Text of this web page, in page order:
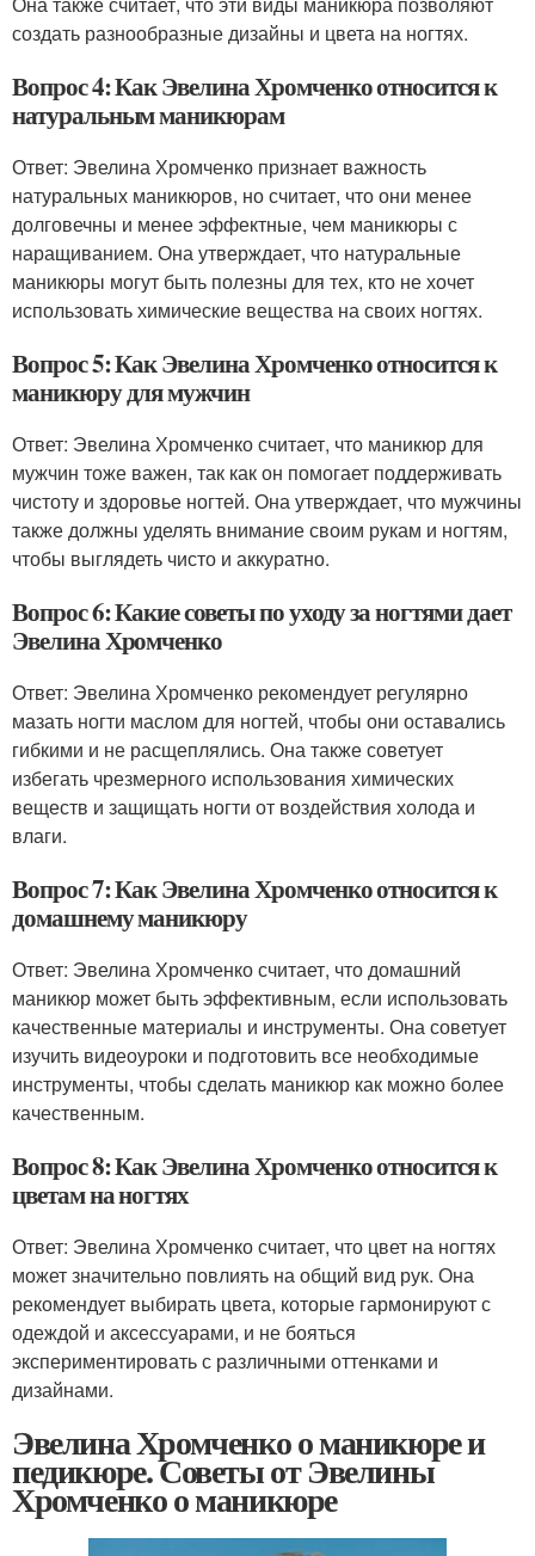
создать разнообразные дизайны и цвета на ногтях.
Вопрос 4: Как Эвелина Хромченко относится к
натуральным маникюрам
Ответ: Эвелина Хромченко признает важность
натуральных маникюров, но считает, что они менее
долговечны и менее эффектные, чем маникюры с
наращиванием. Она утверждает, что натуральные
маникюры могут быть полезны для тех, кто не хочет
использовать химические вещества на своих ногтях.
Вопрос 5: Как Эвелина Хромченко относится к
маникюру для мужчин
Ответ: Эвелина Хромченко считает, что маникюр для
мужчин тоже важен, так как он помогает поддерживать
чистоту и здоровье ногтей. Она утверждает, что мужчины
также должны уделять внимание своим рукам и ногтям,
чтобы выглядеть чисто и аккуратно.
Вопрос 6: Какие советы по уходу за ногтями дает
Эвелина Хромченко
Ответ: Эвелина Хромченко рекомендует регулярно
мазать ногти маслом для ногтей, чтобы они оставались
гибкими и не расщеплялись. Она также советует
избегать чрезмерного использования химических
веществ и защищать ногти от воздействия холода и
влаги.
Вопрос 7: Как Эвелина Хромченко относится к
домашнему маникюру
Ответ: Эвелина Хромченко считает, что домашний
маникюр может быть эффективным, если использовать
качественные материалы и инструменты. Она советует
изучить видеоуроки и подготовить все необходимые
инструменты, чтобы сделать маникюр как можно более
качественным.
Вопрос 8: Как Эвелина Хромченко относится к
цветам на ногтях
Ответ: Эвелина Хромченко считает, что цвет на ногтях
может значительно повлиять на общий вид рук. Она
рекомендует выбирать цвета, которые гармонируют с
одеждой и аксессуарами, и не бояться
экспериментировать с различными оттенками и
дизайнами.
Эвелина Хромченко о маникюре и
педикюре. Советы от Эвелины
Хромченко о маникюре